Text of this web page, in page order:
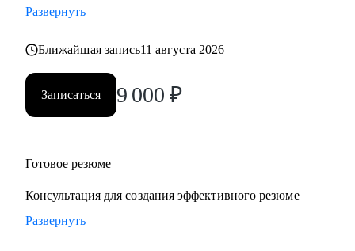
• Учу говорить про деньги, рост и ценность — уверенно и
Работаю индивидуально, с опорой на ваш опыт, ценности
и цели. Через психологическую диагностику, карьерный
коучинг и HR-практики. В удобном темпе, с реальными
результатами
Кому могу помочь:
• Кто устал от «просто работы» и хочет дело по душе
• Кто хочет расти, зарабатывать больше и не выгорать
Развернуть
Ближайшая запись11 августа 2026
Записаться 9 000 ₽
Готовое резюме
Консультация для создания эффективного резюме
Развернуть